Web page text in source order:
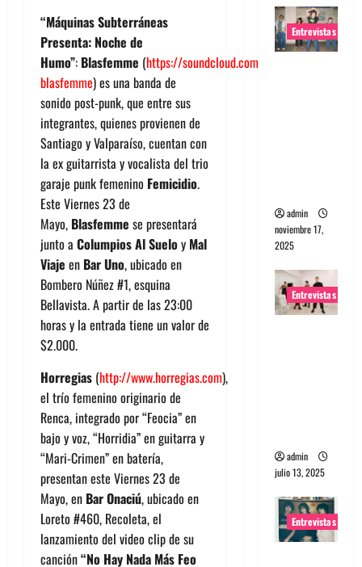
“Máquinas Subterráneas
Presenta: Noche de
Humo”: Blasfemme (https://soundcloud.com/banda-
blasfemme) es una banda de
sonido post-punk, que entre sus
integrantes, quienes provienen de
Santiago y Valparaíso, cuentan con
la ex guitarrista y vocalista del trio
garaje punk femenino Femicidio.
Este Viernes 23 de
Mayo, Blasfemme se presentará
junto a Columpios Al Sueloy Mal
Viaje en Bar Uno, ubicado en
Bombero Núñez #1, esquina
Bellavista. A partir de las 23:00
horas y la entrada tiene un valor de
$2.000.
Horregias (http://www.horregias.com),
el trío femenino originario de
Renca, integrado por “Feocia” en
bajo y voz, “Horridia” en guitarra y
“Mari-Crimen” en batería,
presentan este Viernes 23 de
Mayo, en Bar Onaciú, ubicado en
Loreto #460, Recoleta, el
lanzamiento del video clip de su
canción“No Hay Nada Más Feo
Entrevistas
admin
noviembre 17,
2025
Entrevistas
admin
julio 13, 2025
Entrevistas